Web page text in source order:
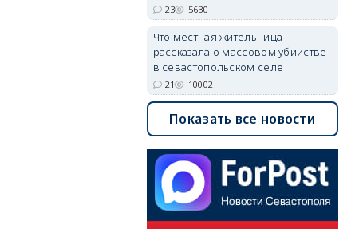
23 5630
Что местная жительница
рассказала о массовом убийстве
в севастопольском селе
21 10002
Показать все новости